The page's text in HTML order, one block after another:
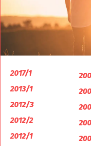
2017/1
2013/1
2012/3
2012/2
2012/1